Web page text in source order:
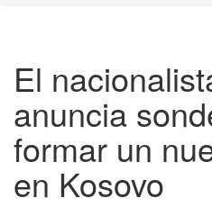
El
anuncia
formar un
en Kosovo